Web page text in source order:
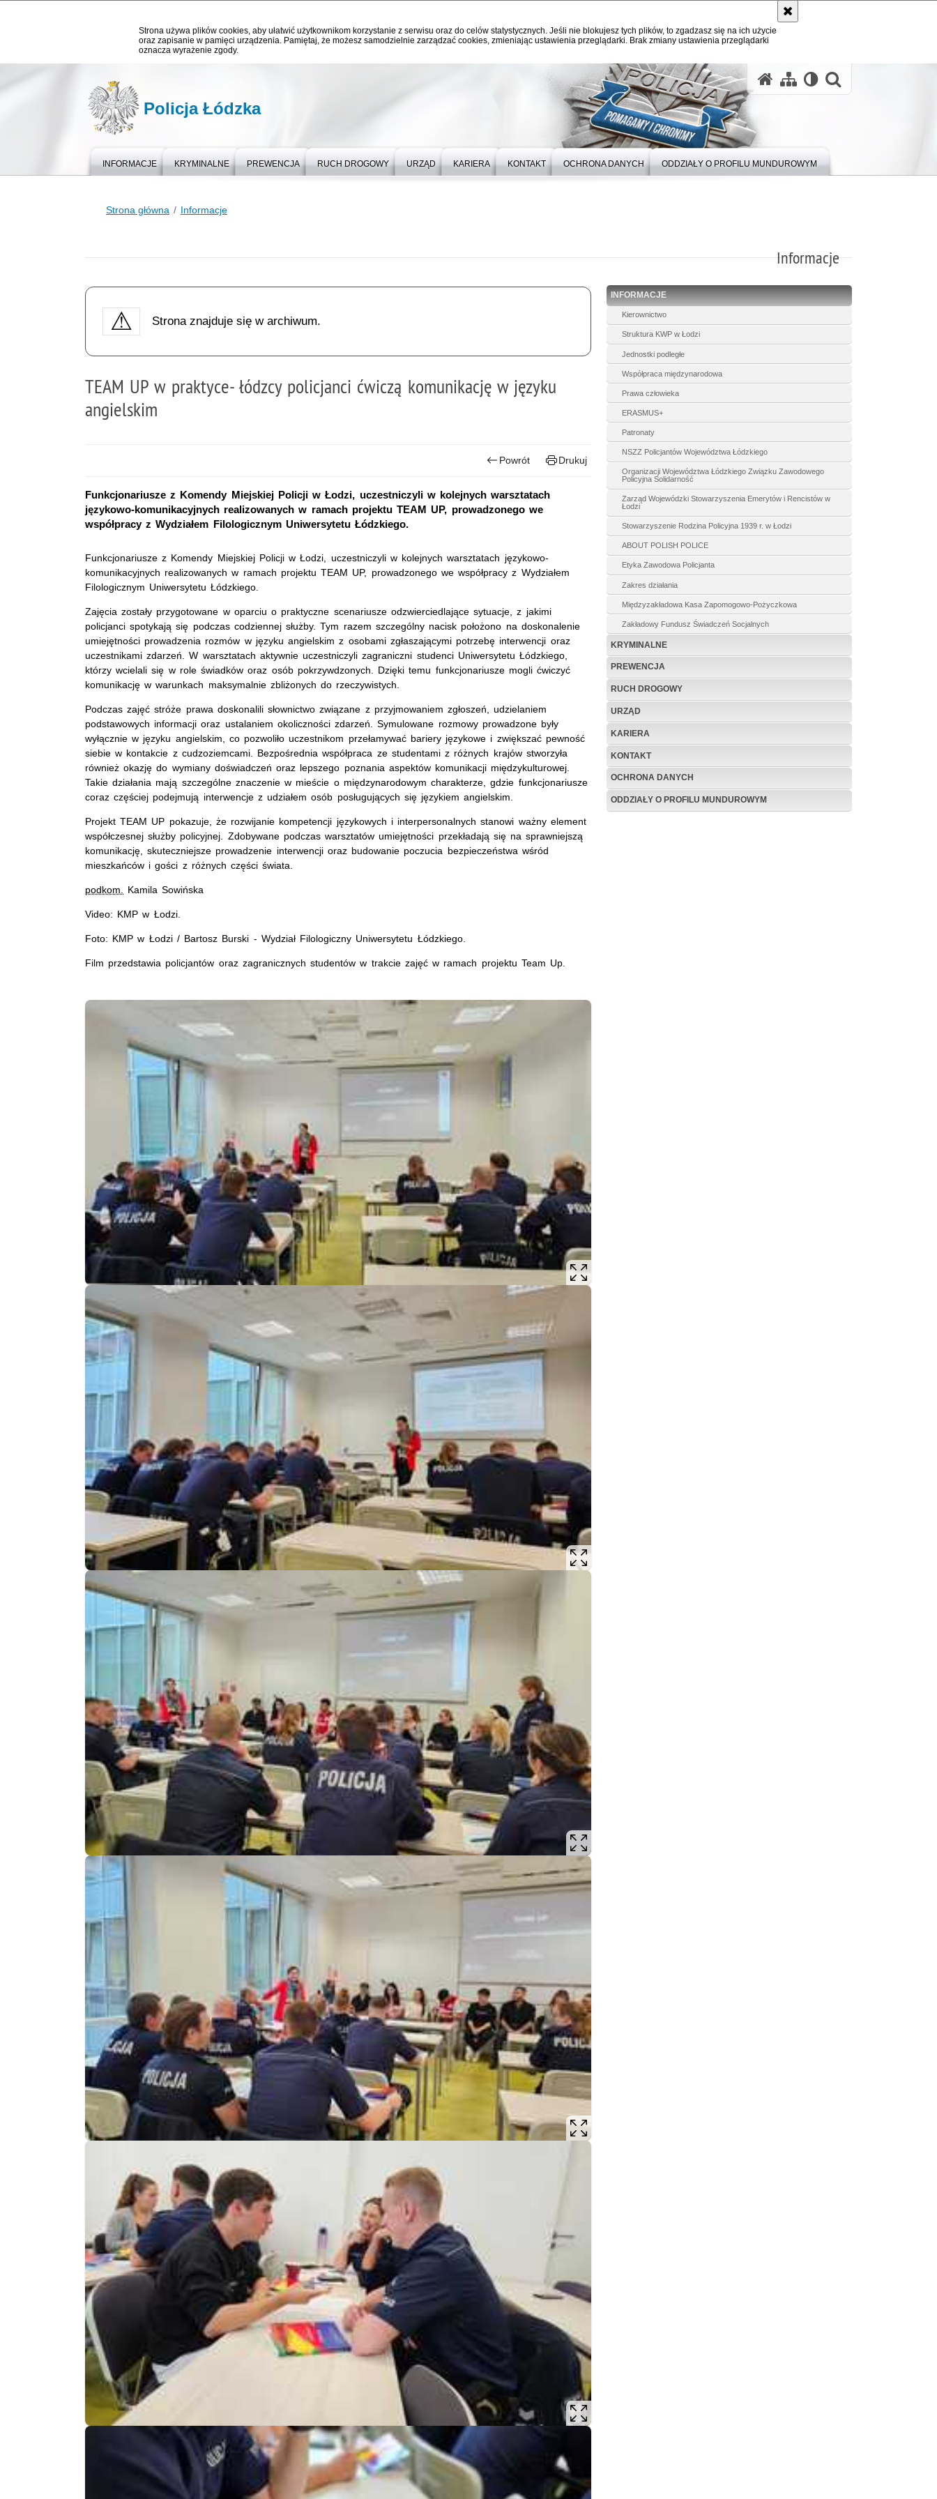
Strona używa plików cookies, aby ułatwić użytkownikom korzystanie z serwisu oraz do celów statystycznych. Jeśli nie blokujesz tych plików, to zgadzasz się na ich użycie
oraz zapisanie w pamięci urządzenia. Pamiętaj, że możesz samodzielnie zarządzać cookies, zmieniając ustawienia przeglądarki. Brak zmiany ustawienia przeglądarki
oznacza wyrażenie zgody.
Policja Łódzka
INFORMACJE KRYMINALNE PREWENCJA RUCH DROGOWY URZĄD KARIERA KONTAKT OCHRONA DANYCH ODDZIAŁY O PROFILU MUNDUROWYM
Strona główna Informacje
Informacje
Strona znajduje się w archiwum.
TEAM UP w praktyce- łódzcy policjanci ćwiczą komunikację w języku
angielskim
Powrót Drukuj
Funkcjonariusze z Komendy Miejskiej Policji w Łodzi, uczestniczyli w kolejnych warsztatach
językowo-komunikacyjnych realizowanych w ramach projektu TEAM UP, prowadzonego we
współpracy z Wydziałem Filologicznym Uniwersytetu Łódzkiego.
Funkcjonariusze z Komendy Miejskiej Policji w Łodzi, uczestniczyli w kolejnych warsztatach językowo-
komunikacyjnych realizowanych w ramach projektu TEAM UP, prowadzonego we współpracy z Wydziałem
Filologicznym Uniwersytetu Łódzkiego.
Zajęcia zostały przygotowane w oparciu o praktyczne scenariusze odzwierciedlające sytuacje, z jakimi
policjanci spotykają się podczas codziennej służby. Tym razem szczególny nacisk położono na doskonalenie
umiejętności prowadzenia rozmów w języku angielskim z osobami zgłaszającymi potrzebę interwencji oraz
uczestnikami zdarzeń. W warsztatach aktywnie uczestniczyli zagraniczni studenci Uniwersytetu Łódzkiego,
którzy wcielali się w role świadków oraz osób pokrzywdzonych. Dzięki temu funkcjonariusze mogli ćwiczyć
komunikację w warunkach maksymalnie zbliżonych do rzeczywistych.
Podczas zajęć stróże prawa doskonalili słownictwo związane z przyjmowaniem zgłoszeń, udzielaniem
podstawowych informacji oraz ustalaniem okoliczności zdarzeń. Symulowane rozmowy prowadzone były
wyłącznie w języku angielskim, co pozwoliło uczestnikom przełamywać bariery językowe i zwiększać pewność
siebie w kontakcie z cudzoziemcami. Bezpośrednia współpraca ze studentami z różnych krajów stworzyła
również okazję do wymiany doświadczeń oraz lepszego poznania aspektów komunikacji międzykulturowej.
Takie działania mają szczególne znaczenie w mieście o międzynarodowym charakterze, gdzie funkcjonariusze
coraz częściej podejmują interwencje z udziałem osób posługujących się językiem angielskim.
Projekt TEAM UP pokazuje, że rozwijanie kompetencji językowych i interpersonalnych stanowi ważny element
współczesnej służby policyjnej. Zdobywane podczas warsztatów umiejętności przekładają się na sprawniejszą
komunikację, skuteczniejsze prowadzenie interwencji oraz budowanie poczucia bezpieczeństwa wśród
mieszkańców i gości z różnych części świata.
podkom. Kamila Sowińska
Video: KMP w Łodzi.
Foto: KMP w Łodzi / Bartosz Burski - Wydział Filologiczny Uniwersytetu Łódzkiego.
Film przedstawia policjantów oraz zagranicznych studentów w trakcie zajęć w ramach projektu Team Up.
INFORMACJE
Kierownictwo
Struktura KWP w Łodzi
Jednostki podległe
Współpraca międzynarodowa
Prawa człowieka
ERASMUS+
Patronaty
NSZZ Policjantów Województwa Łódzkiego
Organizacji Województwa Łódzkiego Związku Zawodowego
Policyjna Solidarność
Zarząd Wojewódzki Stowarzyszenia Emerytów i Rencistów w
Łodzi
Stowarzyszenie Rodzina Policyjna 1939 r. w Łodzi
ABOUT POLISH POLICE
Etyka Zawodowa Policjanta
Zakres działania
Międzyzakładowa Kasa Zapomogowo-Pożyczkowa
Zakładowy Fundusz Świadczeń Socjalnych
KRYMINALNE
PREWENCJA
RUCH DROGOWY
URZĄD
KARIERA
KONTAKT
OCHRONA DANYCH
ODDZIAŁY O PROFILU MUNDUROWYM